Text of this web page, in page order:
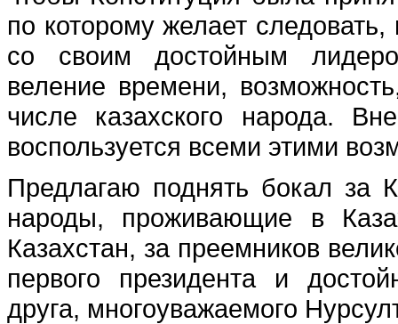
по которому желает
со своим достойным
веление времени,
числе казахского народа.
воспользуется всеми этими
Предлагаю поднять бокал за
народы, проживающие в
Казахстан, за преемников
первого президента и
друга, многоуважаемого